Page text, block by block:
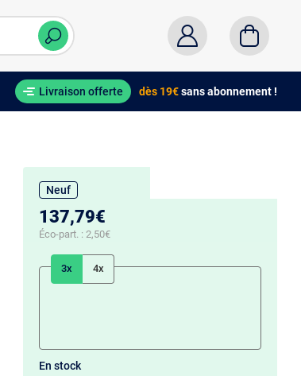
Livraison offerte dès 19€sans abonnement !
Neuf
137,79€
Éco-part. : 2,50€
3x 4x
En stock